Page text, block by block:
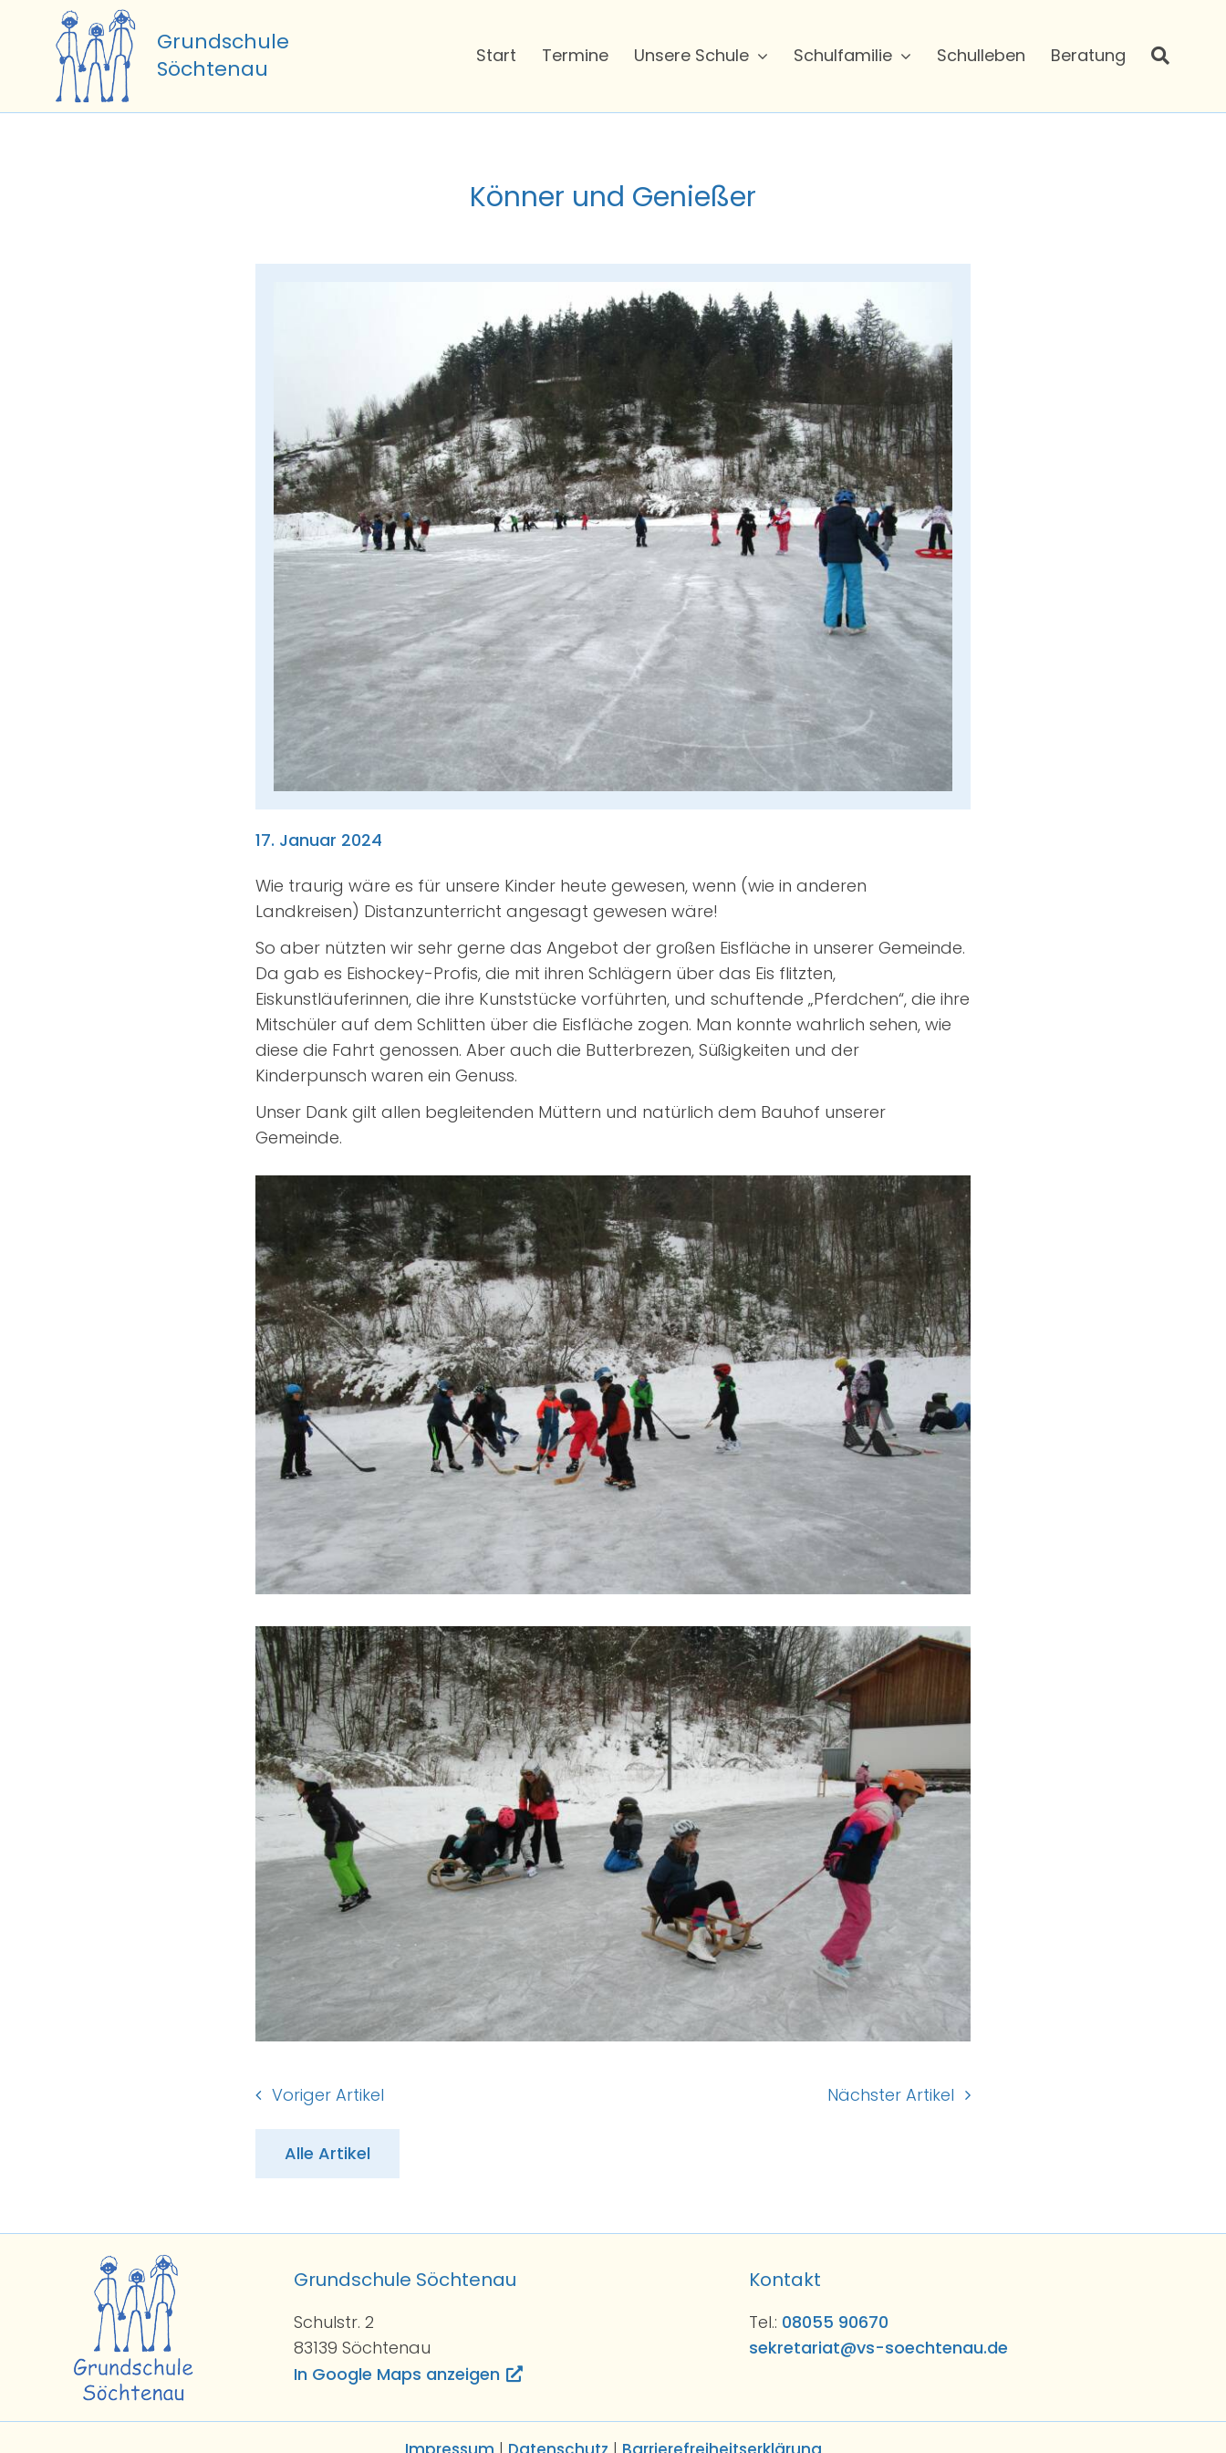
springen
Grundschule
Söchtenau
Start Termine Unsere Schule Schulfamilie Schulleben Beratung
Könner und Genießer
17. Januar 2024
Wie traurig wäre es für unsere Kinder heute gewesen, wenn (wie in anderen
Landkreisen) Distanzunterricht angesagt gewesen wäre!
So aber nützten wir sehr gerne das Angebot der großen Eisfläche in unserer Gemeinde.
Da gab es Eishockey-Profis, die mit ihren Schlägern über das Eis flitzten,
Eiskunstläuferinnen, die ihre Kunststücke vorführten, und schuftende „Pferdchen“, die ihre
Mitschüler auf dem Schlitten über die Eisfläche zogen. Man konnte wahrlich sehen, wie
diese die Fahrt genossen. Aber auch die Butterbrezen, Süßigkeiten und der
Kinderpunsch waren ein Genuss.
Unser Dank gilt allen begleitenden Müttern und natürlich dem Bauhof unserer
Gemeinde.
Voriger Artikel Nächster Artikel
Alle Artikel
Grundschule Söchtenau
Schulstr. 2
83139 Söchtenau
In Google Maps anzeigen
Kontakt
Tel.: 08055 90670
sekretariat@vs-soechtenau.de